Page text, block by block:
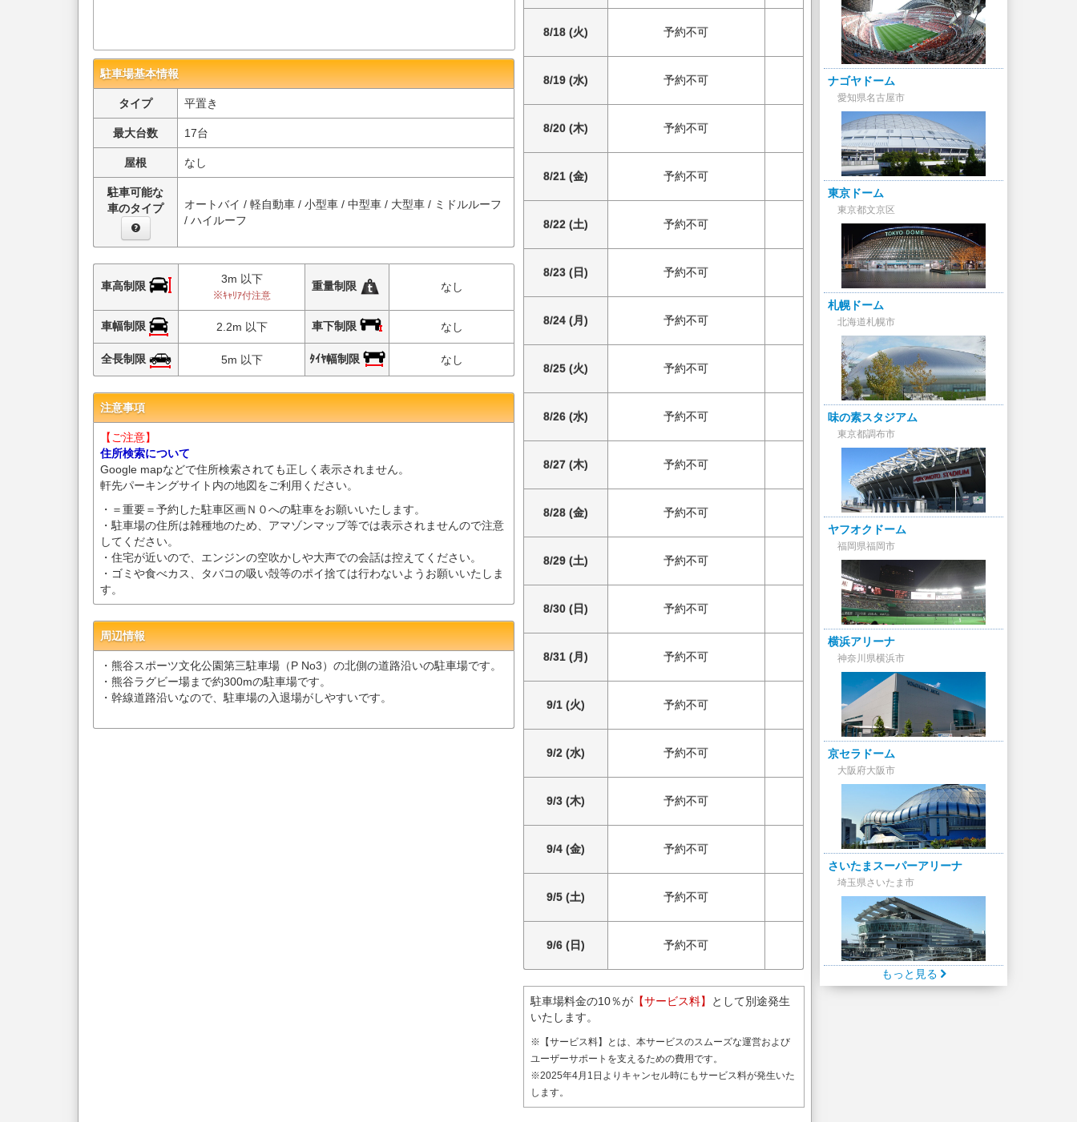
駐車場基本情報
タイプ 平置き
最大台数 17台
屋根 なし
駐車可能な
車のタイプ
オートバイ / 軽自動車 / 小型車 / 中型車 / 大型車 / ミドルルーフ
/ ハイルーフ
車高制限
3m 以下
※ｷｬﾘｱ付注意
重量制限 なし
車幅制限 2.2m 以下 車下制限 なし
全長制限 5m 以下 ﾀｲﾔ幅制限 なし
注意事項
【ご注意】
住所検索について
Google mapなどで住所検索されても正しく表示されません。
軒先パーキングサイト内の地図をご利用ください。
・＝重要＝予約した駐車区画Ｎ０への駐車をお願いいたします。
・駐車場の住所は雑種地のため、アマゾンマップ等では表示されませんので注意
してください。
・住宅が近いので、エンジンの空吹かしや大声での会話は控えてください。
・ゴミや食べカス、タバコの吸い殻等のポイ捨ては行わないようお願いいたしま
す。
周辺情報
・熊谷スポーツ文化公園第三駐車場（P No3）の北側の道路沿いの駐車場です。
・熊谷ラグビー場まで約300mの駐車場です。
・幹線道路沿いなので、駐車場の入退場がしやすいです。
8/18 (火) 予約不可
8/19 (水) 予約不可
8/20 (木) 予約不可
8/21 (金) 予約不可
8/22 (土) 予約不可
8/23 (日) 予約不可
8/24 (月) 予約不可
8/25 (火) 予約不可
8/26 (水) 予約不可
8/27 (木) 予約不可
8/28 (金) 予約不可
8/29 (土) 予約不可
8/30 (日) 予約不可
8/31 (月) 予約不可
9/1 (火) 予約不可
9/2 (水) 予約不可
9/3 (木) 予約不可
9/4 (金) 予約不可
9/5 (土) 予約不可
9/6 (日) 予約不可
駐車場料金の10％が【サービス料】
として別途発生
いたします。
※【サービス料】とは、本サービスのスムーズな運営および
ユーザーサポートを支えるための費用です。
※2025年4月1日よりキャンセル時にもサービス料が発生いた
します。
ナゴヤドーム
愛知県名古屋市
東京ドーム
東京都文京区
札幌ドーム
北海道札幌市
味の素スタジアム
東京都調布市
ヤフオクドーム
福岡県福岡市
横浜アリーナ
神奈川県横浜市
京セラドーム
大阪府大阪市
さいたまスーパーアリーナ
埼玉県さいたま市
もっと見る